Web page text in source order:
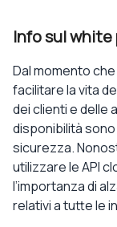
Info sul white
Dal momento
facilitare la vita
dei clienti e delle
disponibilità
sicurezza.
utilizzare le API
l’importanza di
relativi a tutte le